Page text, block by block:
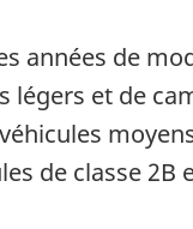
années de
légers et de
de classe 2B